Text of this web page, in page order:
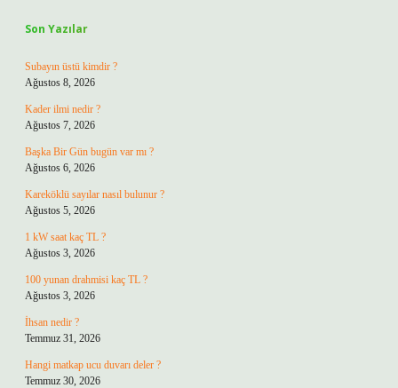
Son Yazılar
Subayın üstü kimdir ?
Ağustos 8, 2026
Kader ilmi nedir ?
Ağustos 7, 2026
Başka Bir Gün bugün var mı ?
Ağustos 6, 2026
Kareköklü sayılar nasıl bulunur ?
Ağustos 5, 2026
1 kW saat kaç TL ?
Ağustos 3, 2026
100 yunan drahmisi kaç TL ?
Ağustos 3, 2026
İhsan nedir ?
Temmuz 31, 2026
Hangi matkap ucu duvarı deler ?
Temmuz 30, 2026